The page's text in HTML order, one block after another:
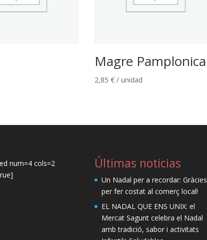
Magre Pamplonica
2,85€ / unidad
num=4 cols=2
Últimas noticias
Un Nadal per a recordar: Gràcies
per fer costat al comerç local!
EL NADAL QUE ENS UNIX: el
Mercat Sagunt celebra el Nadal
amb tradició, sabor i activitats